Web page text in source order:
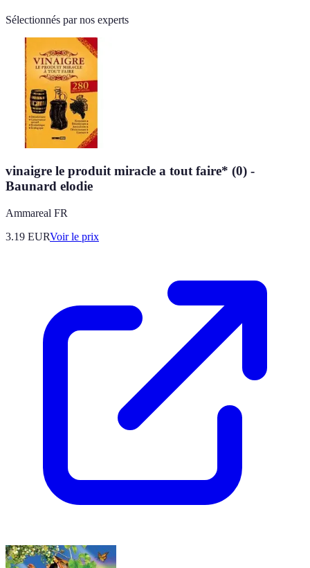
Sélectionnés par nos experts
vinaigre le produit miracle a tout faire* (0) -
Baunard elodie
Ammareal FR
3.19 EURVoir le prix